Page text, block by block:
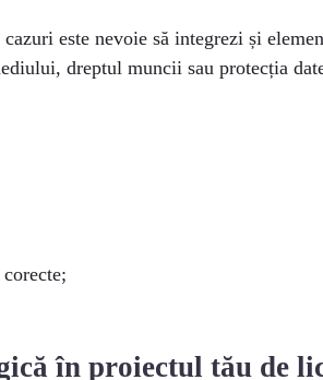
este nevoie să integrezi și
dreptul muncii sau protecția
în proiectul tău de